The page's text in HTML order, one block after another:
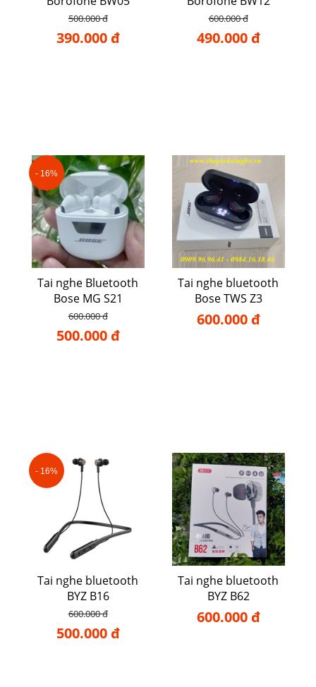
500.000 đ
390.000 đ
600.000 đ
490.000 đ
- 16%
Tai nghe Bluetooth
Bose MG S21
600.000 đ
500.000 đ
Tai nghe bluetooth
Bose TWS Z3
600.000 đ
- 16%
Tai nghe bluetooth
BYZ B16
600.000 đ
500.000 đ
Tai nghe bluetooth
BYZ B62
600.000 đ